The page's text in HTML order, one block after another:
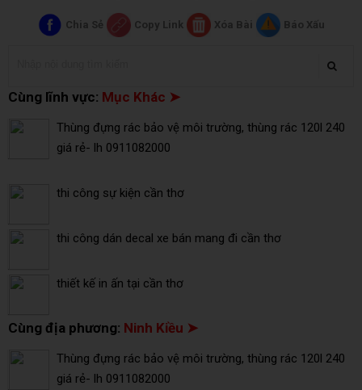
Chia Sẻ Copy Link Xóa Bài Báo Xấu
Cùng lĩnh vực: Mục Khác ➤
Thùng đựng rác bảo vệ môi trường, thùng rác 120l 240
giá rẻ- lh 0911082000
thi công sự kiện cần thơ
thi công dán decal xe bán mang đi cần thơ
thiết kế in ấn tại cần thơ
Cùng địa phương: Ninh Kiều ➤
Thùng đựng rác bảo vệ môi trường, thùng rác 120l 240
giá rẻ- lh 0911082000